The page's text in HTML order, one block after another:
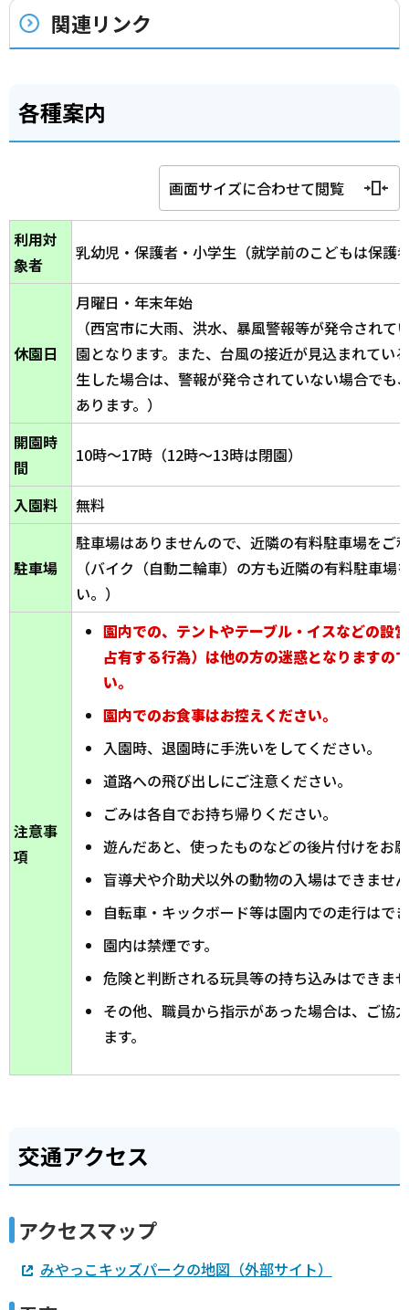
関連リンク
各種案内
画面サイズに合わせて閲覧
利用対
象者
乳幼児・保護者・小学生（就学前のこどもは保護
休園日
月曜日・年末年始
（西宮市に大雨、洪水、暴風警報等が発令されて
園となります。また、台風の接近が見込まれてい
生した場合は、警報が発令されていない場合でも
あります。）
開園時
間
10時～17時（12時～13時は閉園）
入園料 無料
駐車場
駐車場はありませんので、近隣の有料駐車場をご
（バイク（自動二輪車）の方も近隣の有料駐車場
い。）
注意事
項
園内での、テントやテーブル・イスなどの設
占有する行為）は他の方の迷惑となりますの
い。
園内でのお食事はお控えください。
入園時、退園時に手洗いをしてください。
道路への飛び出しにご注意ください。
ごみは各自でお持ち帰りください。
遊んだあと、使ったものなどの後片付けをお
盲導犬や介助犬以外の動物の入場はできませ
自転車・キックボード等は園内での走行はで
園内は禁煙です。
危険と判断される玩具等の持ち込みはできま
その他、職員から指示があった場合は、ご協
ます。
交通アクセス
アクセスマップ
みやっこキッズパークの地図（外部サイト）